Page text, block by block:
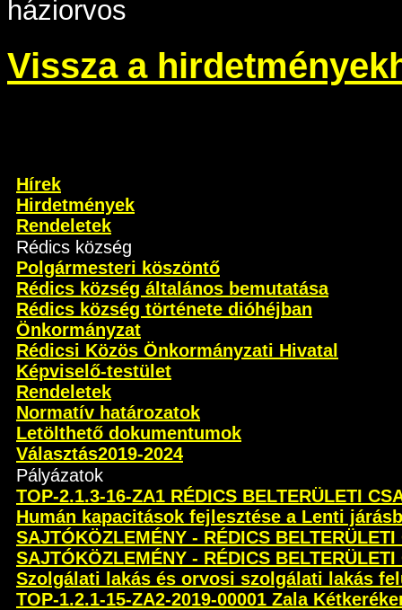
háziorvos
Vissza a
Hírek
Hirdetmények
Rendeletek
Rédics község
Polgármesteri köszöntő
Rédics község általános bemutatása
Rédics község története dióhéjban
Önkormányzat
Rédicsi Közös Önkormányzati Hivatal
Képviselő-testület
Rendeletek
Normatív határozatok
Letölthető dokumentumok
Választás2019-2024
Pályázatok
TOP-2.1.3-16-ZA1 RÉDICS BELTERÜLETI
Humán kapacitások fejlesztése a Lenti
SAJTÓKÖZLEMÉNY - RÉDICS
SAJTÓKÖZLEMÉNY - RÉDICS
Szolgálati lakás és orvosi szolgálati lakás
TOP-1.2.1-15-ZA2-2019-00001 Zala